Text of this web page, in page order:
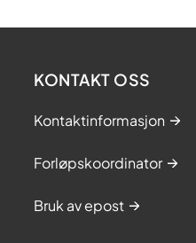
KONTAKT OSS
Kontaktinformasjon
Forløpskoordinator
Bruk av epost